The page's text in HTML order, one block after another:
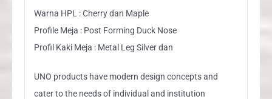
Warna HPL : Cherry dan Maple
Profile Meja : Post Forming Duck Nose
Profil Kaki Meja : Metal Leg Silver dan
UNO products have modern design concepts and
cater to the needs of individual and institution